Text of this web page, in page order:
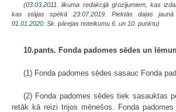
(03.03.2011 . likuma redakcijā grozījumiem, kas
kas stājas spēkā 23.07.2019.
Piektās daļas
01.01.2020. Sk. pārejas noteikumu 6. un 10. punktu)
10.pants. Fonda padomes sēdes un
(1) Fonda padomes sēdes sasauc Fonda
(2) Fonda padomes sēdes tiek sasauktas
retāk kā reizi trijos mēnešos. Fonda